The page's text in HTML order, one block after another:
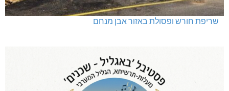
שריפת חורש ופסולת באזור אבן מנחם